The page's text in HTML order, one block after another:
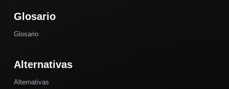
Glosario
Glosario
Alternativas
Alternativas